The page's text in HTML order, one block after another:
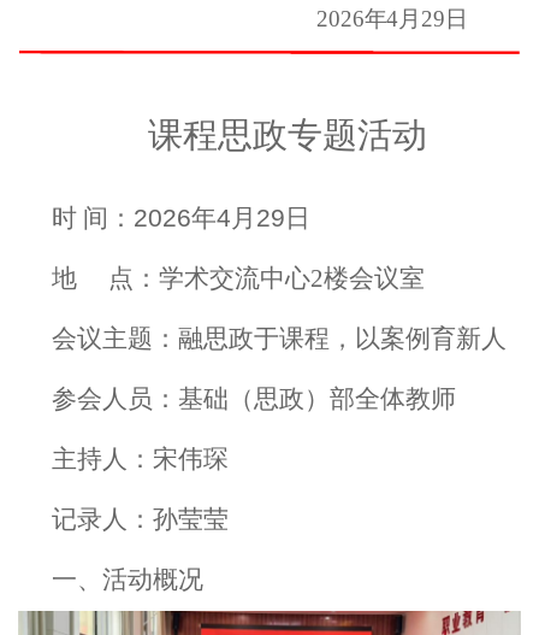
2026年4月 29 日
课程思政专题活动
时 间： 2026年4月 29 日
地 点：学术交流中心2楼会议室
会议主题：融思政于课程，以案例育新人
参会人员：基础（思政）部全体教师
主持人：宋伟琛
记录人：孙莹莹
一、活动概况